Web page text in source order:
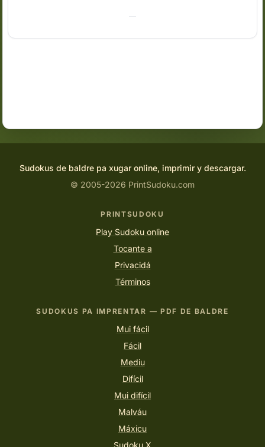
—
Sudokus de baldre pa xugar online, imprimir y descargar.
© 2005-2026 PrintSudoku.com
PRINTSUDOKU
Play Sudoku online
Tocante a
Privacidá
Términos
SUDOKUS PA IMPRENTAR — PDF DE BALDRE
Mui fácil
Fácil
Mediu
Difícil
Mui difícil
Malváu
Máxicu
Sudoku X